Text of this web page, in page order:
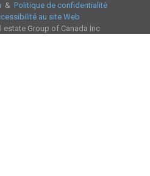
& Politique de confidentialité
au site Web
estate Group of Canada Inc